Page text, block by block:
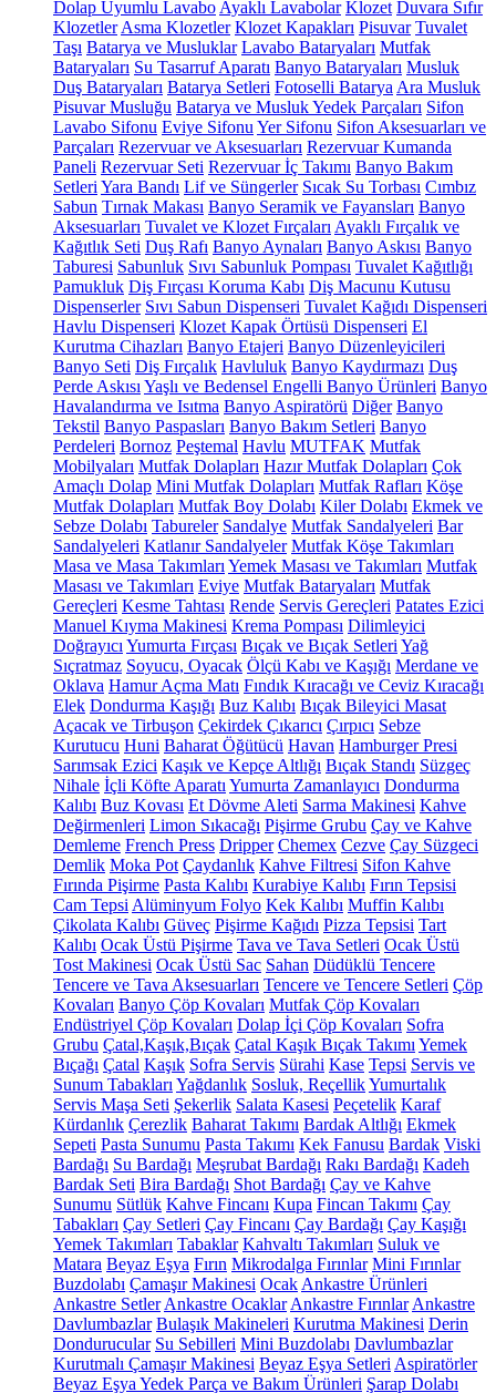
Dolap Uyumlu Lavabo Ayaklı Lavabolar Klozet Duvara Sıfır
Klozetler Asma Klozetler Klozet Kapakları Pisuvar Tuvalet
Taşı Batarya ve Musluklar Lavabo Bataryaları Mutfak
Bataryaları Su Tasarruf Aparatı Banyo Bataryaları Musluk
Duş Bataryaları Batarya Setleri Fotoselli Batarya Ara Musluk
Pisuvar Musluğu Batarya ve Musluk Yedek Parçaları Sifon
Lavabo Sifonu Eviye Sifonu Yer Sifonu Sifon Aksesuarları ve
Parçaları Rezervuar ve Aksesuarları Rezervuar Kumanda
Paneli Rezervuar Seti Rezervuar İç Takımı Banyo Bakım
Setleri Yara Bandı Lif ve Süngerler Sıcak Su Torbası Cımbız
Sabun Tırnak Makası Banyo Seramik ve Fayansları Banyo
Aksesuarları Tuvalet ve Klozet Fırçaları Ayaklı Fırçalık ve
Kağıtlık Seti Duş Rafı Banyo Aynaları Banyo Askısı Banyo
Taburesi Sabunluk Sıvı Sabunluk Pompası Tuvalet Kağıtlığı
Pamukluk Diş Fırçası Koruma Kabı Diş Macunu Kutusu
Dispenserler Sıvı Sabun Dispenseri Tuvalet Kağıdı Dispenseri
Havlu Dispenseri Klozet Kapak Örtüsü Dispenseri El
Kurutma Cihazları Banyo Etajeri Banyo Düzenleyicileri
Banyo Seti Diş Fırçalık Havluluk Banyo Kaydırmazı Duş
Perde Askısı Yaşlı ve Bedensel Engelli Banyo Ürünleri Banyo
Havalandırma ve Isıtma Banyo Aspiratörü Diğer Banyo
Tekstil Banyo Paspasları Banyo Bakım Setleri Banyo
Perdeleri Bornoz Peştemal Havlu MUTFAK Mutfak
Mobilyaları Mutfak Dolapları Hazır Mutfak Dolapları Çok
Amaçlı Dolap Mini Mutfak Dolapları Mutfak Rafları Köşe
Mutfak Dolapları Mutfak Boy Dolabı Kiler Dolabı Ekmek ve
Sebze Dolabı Tabureler Sandalye Mutfak Sandalyeleri Bar
Sandalyeleri Katlanır Sandalyeler Mutfak Köşe Takımları
Masa ve Masa Takımları Yemek Masası ve Takımları Mutfak
Masası ve Takımları Eviye Mutfak Bataryaları Mutfak
Gereçleri Kesme Tahtası Rende Servis Gereçleri Patates Ezici
Manuel Kıyma Makinesi Krema Pompası Dilimleyici
Doğrayıcı Yumurta Fırçası Bıçak ve Bıçak Setleri Yağ
Sıçratmaz Soyucu, Oyacak Ölçü Kabı ve Kaşığı Merdane ve
Oklava Hamur Açma Matı Fındık Kıracağı ve Ceviz Kıracağı
Elek Dondurma Kaşığı Buz Kalıbı Bıçak Bileyici Masat
Açacak ve Tirbuşon Çekirdek Çıkarıcı Çırpıcı Sebze
Kurutucu Huni Baharat Öğütücü Havan Hamburger Presi
Sarımsak Ezici Kaşık ve Kepçe Altlığı Bıçak Standı Süzgeç
Nihale İçli Köfte Aparatı Yumurta Zamanlayıcı Dondurma
Kalıbı Buz Kovası Et Dövme Aleti Sarma Makinesi Kahve
Değirmenleri Limon Sıkacağı Pişirme Grubu Çay ve Kahve
Demleme French Press Dripper Chemex Cezve Çay Süzgeci
Demlik Moka Pot Çaydanlık Kahve Filtresi Sifon Kahve
Fırında Pişirme Pasta Kalıbı Kurabiye Kalıbı Fırın Tepsisi
Cam Tepsi Alüminyum Folyo Kek Kalıbı Muffin Kalıbı
Çikolata Kalıbı Güveç Pişirme Kağıdı Pizza Tepsisi Tart
Kalıbı Ocak Üstü Pişirme Tava ve Tava Setleri Ocak Üstü
Tost Makinesi Ocak Üstü Sac Sahan Düdüklü Tencere
Tencere ve Tava Aksesuarları Tencere ve Tencere Setleri Çöp
Kovaları Banyo Çöp Kovaları Mutfak Çöp Kovaları
Endüstriyel Çöp Kovaları Dolap İçi Çöp Kovaları Sofra
Grubu Çatal,Kaşık,Bıçak Çatal Kaşık Bıçak Takımı Yemek
Bıçağı Çatal Kaşık Sofra Servis Sürahi Kase Tepsi Servis ve
Sunum Tabakları Yağdanlık Sosluk, ReçellikYumurtalık
Servis Maşa Seti Şekerlik Salata Kasesi Peçetelik Karaf
Kürdanlık Çerezlik Baharat Takımı Bardak Altlığı Ekmek
Sepeti Pasta Sunumu Pasta Takımı Kek Fanusu Bardak Viski
Bardağı Su Bardağı Meşrubat Bardağı Rakı Bardağı Kadeh
Bardak Seti Bira Bardağı Shot Bardağı Çay ve Kahve
Sunumu Sütlük Kahve Fincanı Kupa Fincan Takımı Çay
Tabakları Çay Setleri Çay Fincanı Çay Bardağı Çay Kaşığı
Yemek Takımları Tabaklar Kahvaltı Takımları Suluk ve
Matara Beyaz Eşya Fırın Mikrodalga Fırınlar Mini Fırınlar
Buzdolabı Çamaşır Makinesi Ocak Ankastre Ürünleri
Ankastre Setler Ankastre Ocaklar Ankastre Fırınlar Ankastre
Davlumbazlar Bulaşık Makineleri Kurutma Makinesi Derin
Dondurucular Su Sebilleri Mini Buzdolabı Davlumbazlar
Kurutmalı Çamaşır Makinesi Beyaz Eşya Setleri Aspiratörler
Beyaz Eşya Yedek Parça ve Bakım Ürünleri Şarap Dolabı